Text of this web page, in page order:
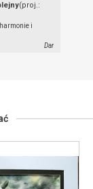
(proj.:
i
Dar